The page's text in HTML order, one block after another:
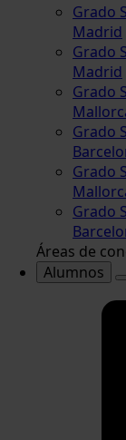
Grado
Madrid
Grado
Madrid
Grado
Grado
Grado
Grado
Áreas de
Alumnos